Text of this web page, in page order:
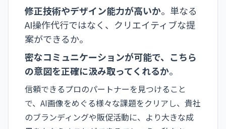
修正技術やデザイン能力が高いか。単なる
AI操作代行ではなく、クリエイティブな提
案ができるか。
密なコミュニケーションが可能で、こちら
の意図を正確に汲み取ってくれるか。
信頼できるプロのパートナーを見つけること
で、AI画像をめぐる様々な課題をクリアし、貴社
のブランディングや販促活動に、より大きな成